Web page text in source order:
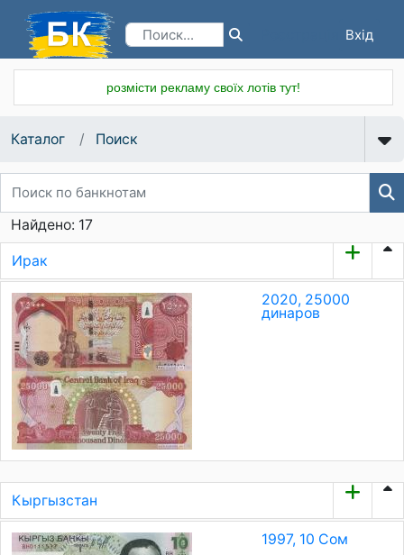
Вхід
розмісти рекламу своїх лотів тут!
Каталог Поиск
Найдено: 17
Ирак
2020, 25000
динаров
Кыргызстан
1997, 10 Сом